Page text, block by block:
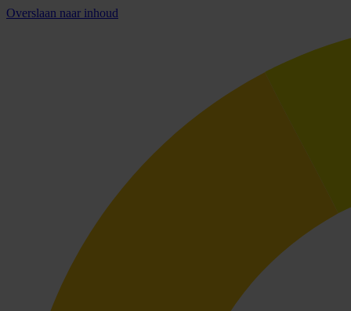
Overslaan naar inhoud